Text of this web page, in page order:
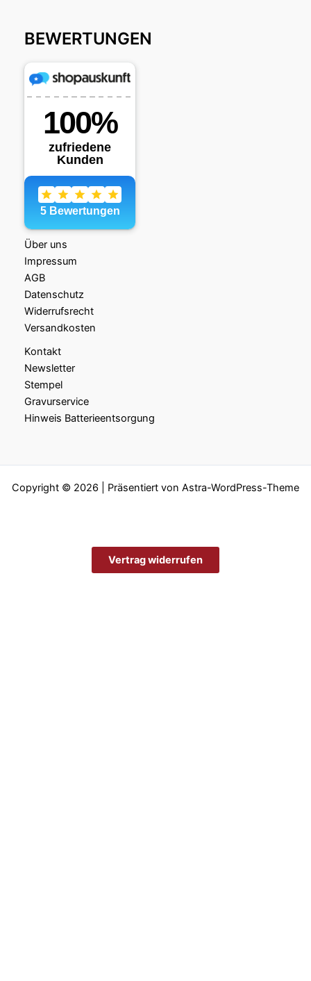
BEWERTUNGEN
Über uns
Impressum
AGB
Datenschutz
Widerrufsrecht
Versandkosten
Kontakt
Newsletter
Stempel
Gravurservice
Hinweis Batterieentsorgung
Copyright © 2026 | Präsentiert von Astra-WordPress-Theme
Vertrag widerrufen